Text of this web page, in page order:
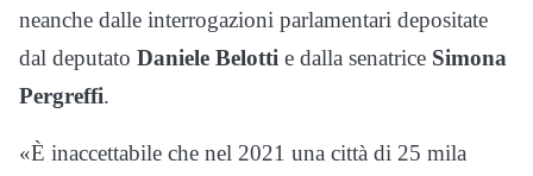
neanche dalle interrogazioni parlamentari depositate
dal deputato Daniele Belotti e dalla senatrice Simona
Pergreffi.
«È inaccettabile che nel 2021 una città di 25 mila